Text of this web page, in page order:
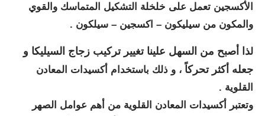
الأكسجين تعمل على خلخلة التشكيل المتماسك والقوي
والمكون من سيليكون – اكسجين – سيلكون .
لذا أصبح من السهل علينا تغيير تركيب زجاج السيليكا و
جعله أكثر تحركاً ، و ذلك باستخدام أكسيدات المعادن
القلوية .
وتعتبر أكسيدات المعادن القلوية من أهم عوامل الصهر